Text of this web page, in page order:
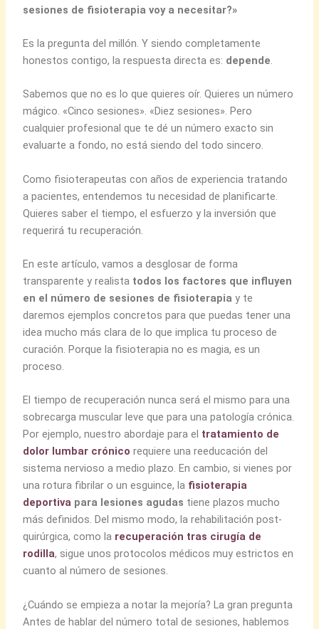
sesiones de fisioterapia voy a necesitar?»
Es la pregunta del millón. Y siendo completamente
honestos contigo, la respuesta directa es: depende.
Sabemos que no es lo que quieres oír. Quieres un número
mágico. «Cinco sesiones». «Diez sesiones». Pero
cualquier profesional que te dé un número exacto sin
evaluarte a fondo, no está siendo del todo sincero.
Como fisioterapeutas con años de experiencia tratando
a pacientes, entendemos tu necesidad de planificarte.
Quieres saber el tiempo, el esfuerzo y la inversión que
requerirá tu recuperación.
En este artículo, vamos a desglosar de forma
transparente y realista todos los factores que influyen
en el número de sesiones de fisioterapia y te
daremos ejemplos concretos para que puedas tener una
idea mucho más clara de lo que implica tu proceso de
curación. Porque la fisioterapia no es magia, es un
proceso.
El tiempo de recuperación nunca será el mismo para una
sobrecarga muscular leve que para una patología crónica.
Por ejemplo, nuestro abordaje para el tratamiento de
dolor lumbar crónico requiere una reeducación del
sistema nervioso a medio plazo. En cambio, si vienes por
una rotura fibrilar o un esguince, la fisioterapia
deportiva para lesiones agudas tiene plazos mucho
más definidos. Del mismo modo, la rehabilitación post-
quirúrgica, como la recuperación tras cirugía de
rodilla, sigue unos protocolos médicos muy estrictos en
cuanto al número de sesiones.
¿Cuándo se empieza a notar la mejoría? La gran pregunta
Antes de hablar del número total de sesiones, hablemos